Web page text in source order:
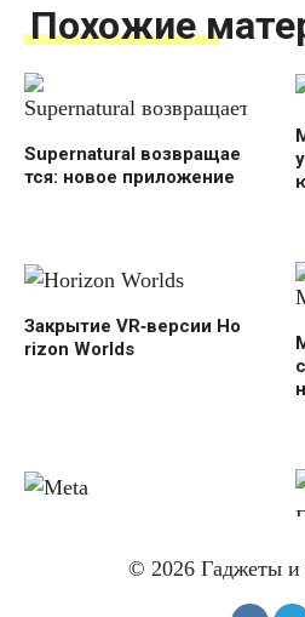
Похожие
Supernatural возвращае
тся: новое приложение
Закрытие VR‑версии Ho
rizon Worlds
выпуск новых очков до
© 2026 Гаджеты и